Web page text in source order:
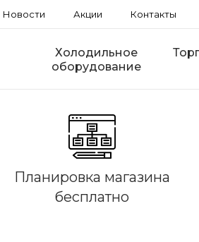
Новости Акции Контакты
Холодильное
оборудование
Планировка магазина
бесплатно